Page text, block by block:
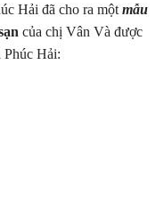
Hải đã cho ra một mẫu
của chị Vân Và được
Phúc Hải: